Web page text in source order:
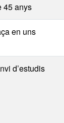
45 anys
en uns
d’estudis